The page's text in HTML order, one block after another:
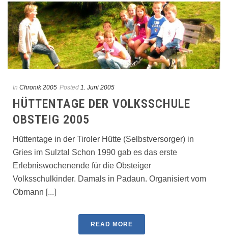
In Chronik 2005 Posted 1. Juni 2005
HÜTTENTAGE DER VOLKSSCHULE
OBSTEIG 2005
Hüttentage in der Tiroler Hütte (Selbstversorger) in
Gries im Sulztal Schon 1990 gab es das erste
Erlebniswochenende für die Obsteiger
Volksschulkinder. Damals in Padaun. Organisiert vom
Obmann [...]
READ MORE